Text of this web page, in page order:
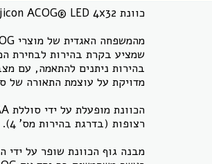
שמציע בקרת בהירות לבחירת
בהירות ניתנים להתאמה, עם